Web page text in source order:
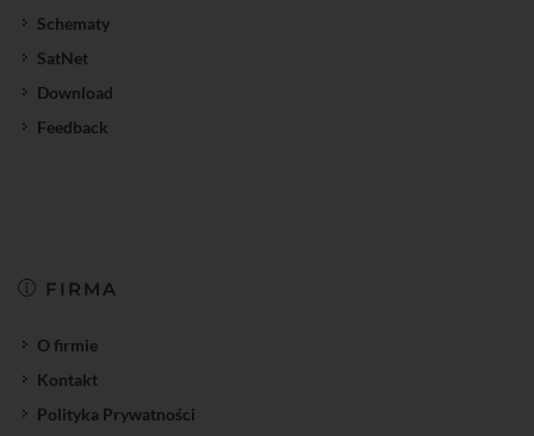
Schematy
SatNet
Download
Feedback
FIRMA
O firmie
Kontakt
Polityka Prywatności